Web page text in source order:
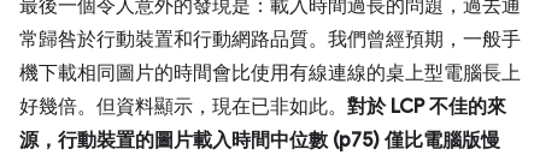
最後一個令人意外的發現是：載入時間過長的問題，過去通
常歸咎於行動裝置和行動網路品質。我們曾經預期，一般手
機下載相同圖片的時間會比使用有線連線的桌上型電腦長上
好幾倍。但資料顯示，現在已非如此。 對於 LCP 不佳的來
源，行動裝置的圖片載入時間中位數 (p75) 僅比電腦版慢